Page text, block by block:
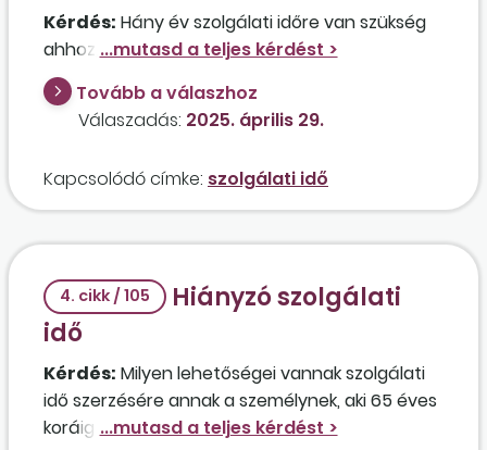
Kérdés: Hány év szolgálati időre van szükség
ahhoz, hogy a nyugdíj megállapítható legyen?
Tovább a válaszhoz
Válaszadás: 2025. április 29.
Kapcsolódó címke: szolgálati idő
4. cikk / 105
Hiányzó szolgálati
idő
Kérdés: Milyen lehetőségei vannak szolgálati
idő szerzésére annak a személynek, aki 65 éves
koráig nem gyűjti össze a 20 év szolgálati időt?